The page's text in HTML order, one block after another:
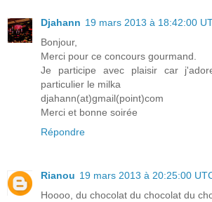
Djahann 19 mars 2013 à 18:42:00
Bonjour,
Merci pour ce concours gourmand.
Je participe avec plaisir car
particulier le milka
djahann(at)gmail(point)com
Merci et bonne soirée
Répondre
Rianou 19 mars 2013 à 20:25:00
Hoooo, du chocolat du chocolat du